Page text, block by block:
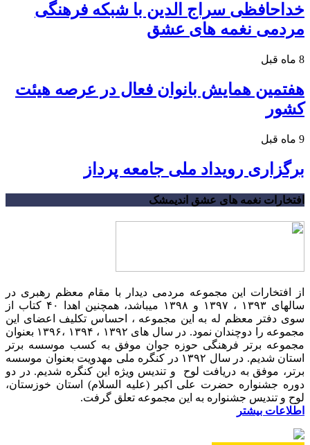
خداحافظی سراج الدین با شبکه فرهنگی
مردمی نغمه های عشق
8 ماه قبل
هفتمین همایش بانوان فعال در عرصه‌ هیئت
کشور
9 ماه قبل
برگزاری رویداد ملی جامعه پرداز
افتخارات نغمه های عشق اندیمشک
از افتخارات این مجموعه مردمی دیدار با مقام معظم رهبری در
سالهای ۱۳۹۳ ، ۱۳۹۷ و ۱۳۹۸ میباشد، همچنین اهدا ۴۰ کتاب از
سوی دفتر معظم له به این مجموعه ، احساس تکلیف اعضای این
مجموعه را دوچندان نمود. در سال های ۱۳۹۲ ، ۱۳۹۴ ،۱۳۹۶ بعنوان
مجموعه برتر فرهنگی حوزه جوان موفق به کسب موسسه برتر
استان شدیم. در سال ۱۳۹۲ در کنگره ملی مهدویت بعنوان موسسه
برتر، موفق به دریافت لوح و تندیس ویژه این کنگره شدیم. در دو
دوره جشنواره حضرت علی اکبر (علیه السلام) استان خوزستان،
لوح و تندیس جشنواره به این مجموعه تعلق گرفت.
اطلاعات بیشتر